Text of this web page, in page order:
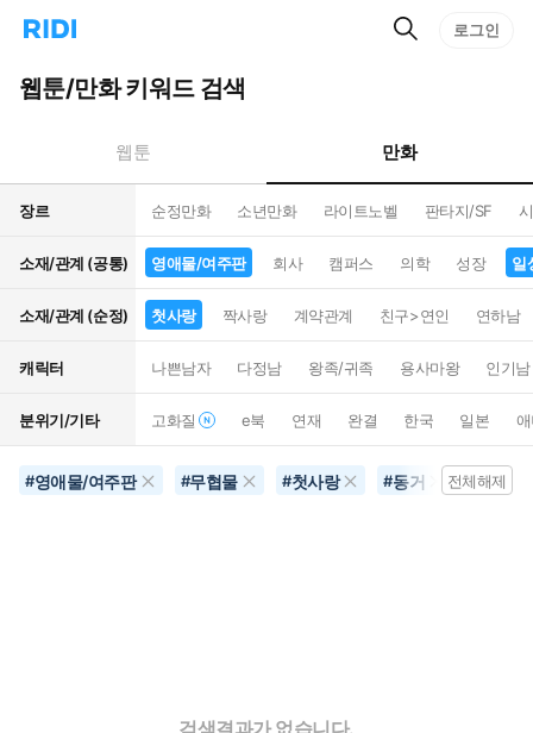
리
홈
으
턴
트
검
로그인
웹툰/만화 키워드 검색
웹툰 만화
장르 순정만화 소년만화 라이트노벨 판타지/SF
소재/관계 (공통) 영애물/여주판 회사 캠퍼스 의학 성장 일
소재/관계 (순정) 첫사랑 짝사랑 계약관계 친구>연인 연하남
캐릭터 나쁜남자 다정남 왕족/귀족 용사마왕 인기남
분위기/기타 고화질 e북 연재 완결 한국 일본
#영애물/여주판 #무협물 #첫사랑 #동거 #초능력
전체해제
검색결과가 없습니다.